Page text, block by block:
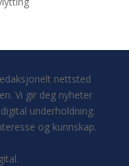
nettsted
Vi gir deg nyheter
underholdning.
og kunnskap.